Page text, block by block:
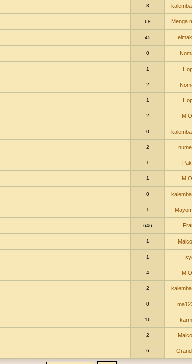
3
68 Menga
45
0
1
2
1
2
0
2
1
1
0
1
646
1
1
4
2
0
16
2
6